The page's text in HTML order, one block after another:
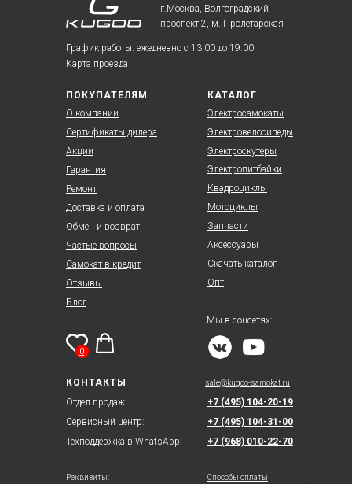
ПОКУПАТЕЛЯМ
КОНТАКТЫ
КАТАЛОГ
О компании
Отдел продаж:
Электросамокаты
Гарантия
Реквизиты:
г.Москва, Волгоградский
проспект 2, м. Пролетарская
Отзывы
Запчасти
+7 (495) 104-20-19
Обмен и возврат
Сертификаты дилера
Аксессуары
Сервисный центр:
Доставка и оплата
Блог
+7 (495) 104-31-00
Частые вопросы
+7 (968) 010-22-70
Самокат в кредит
Ремонт
Акции
Мы в соцсетях:
Карта проезда
0
Опт
Скачать каталог
Техподдержка в WhatsApp:
sale@kugoo-samokat.ru
Способы оплаты
График работы: ежедневно с 13:00 до 19:00
Электровелосипеды
Электроскутеры
Электропитбайки
Квадроциклы
Мотоциклы